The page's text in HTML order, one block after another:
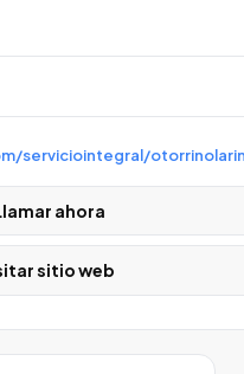
serviciointegral/
ahora
sitio web